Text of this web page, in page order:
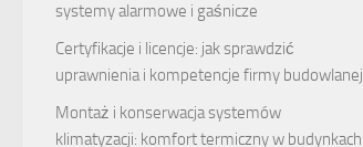
systemy alarmowe i gaśnicze
Certyfikacje i licencje: jak sprawdzić
uprawnienia i kompetencje firmy budowlanej
Montaż i konserwacja systemów
klimatyzacji: komfort termiczny w budynkach